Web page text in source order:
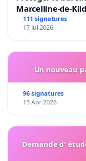
Marcelline-de-
111 signatures
17 Jul 2026
Un nouveau
96 signatures
15 Apr 2026
Demande d'